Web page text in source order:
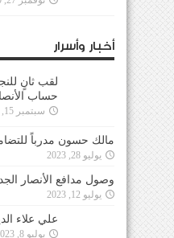
أخبار وأسرار
لقب ثانٍ
حساب
سبتمبر 15, 2024
مالك حسون مدرباً
يوليو 28, 2023
وصول مدافع الأنصار
يوليو 12, 2023
علي علاء
يوليو 8, 2023